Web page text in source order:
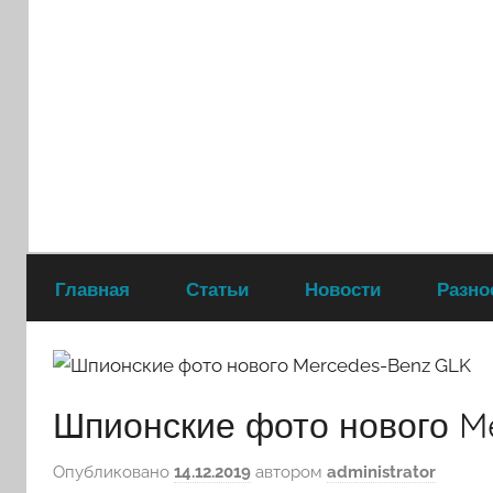
Главная Статьи Новости
Шпионские фото нового
Опубликовано 14.12.2019 автором administrator